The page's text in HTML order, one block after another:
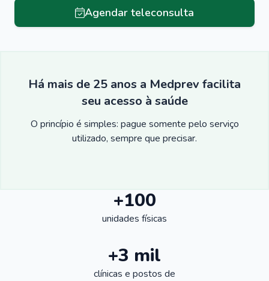
Agendar teleconsulta
Há mais de 25 anos a Medprev facilita
seu acesso à saúde
O princípio é simples: pague somente pelo serviço
utilizado, sempre que precisar.
+100
unidades físicas
+3 mil
clínicas e postos de